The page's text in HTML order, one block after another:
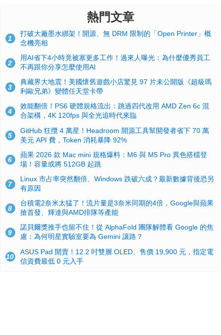
熱門文章
1
打破大廠墨水綁架！開源、無 DRM 限制的「Open Printer」概
念機亮相
2
用AI省下4小時竟被塞更多工作！過來人曝光：為什麼優秀員工
不再跟你分享怎麼使用AI
3
典藏界大地震！美國懷舊遊戲小店驚見 97 片未公開版《超級瑪
利歐兄弟》變體任天堂卡帶
4
效能翻倍！PS6 硬體規格流出：跳過四代改用 AMD Zen 6c 混
合架構，4K 120fps 與全光追時代來臨
5
GitHub 狂攬 4 萬星！Headroom 開源工具幫開發者省下 70 萬
美元 API 費，Token 消耗暴降 92%
6
蘋果 2026 款 Mac mini 規格爆料：M6 與 M5 Pro 異色搭檔登
場！容量或將 512GB 起跳
7
Linux 市占率突然翻倍、Windows 跌破六成？最新數據背後恐另
有原因
8
台積電2奈米太猛了！流片量是3奈米同期的4倍，Google與蘋果
搶首發、輝達與AMD排隊等產能
9
諾貝爾獎推手也留不住！從 AlphaFold 團隊解體看 Google 的焦
慮：為何明星實驗室要為 Gemini 讓路？
10
ASUS Pad 開賣！12.2 吋雙層 OLED、售價 19,900 元，指定電
信資費最低 0 元入手